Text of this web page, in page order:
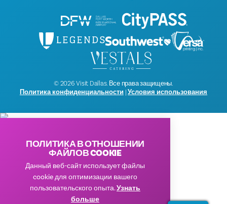
© 2026 Visit Dallas. Все права защищены.
Политика конфиденциальности |Условия использования
ПОЛИТИКА В ОТНОШЕНИИ
ФАЙЛОВ COOKIE
Данный веб-сайт использует файлы
cookie для оптимизации вашего
пользовательского опыта.Узнать
больше